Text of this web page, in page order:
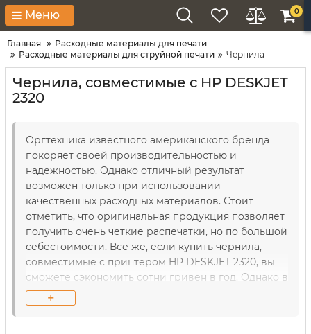
Меню 0
Главная
Расходные материалы для печати
Расходные материалы для струйной печати
Чернила
Чернила, совместимые с HP DESKJET
2320
Оргтехника известного американского бренда
покоряет своей производительностью и
надежностью. Однако отличный результат
возможен только при использовании
качественных расходных материалов. Стоит
отметить, что оригинальная продукция позволяет
получить очень четкие распечатки, но по большой
себестоимости. Все же, если купить чернила,
совместимые с принтером HP DESKJET 2320, вы
сможете сэкономить сотни гривен в год. Однако в
этом случае нужно правильно подобрать образцы.
Именно поэтому квалифицированные
+